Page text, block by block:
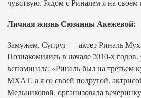
чувствую. Рядом с Риналем я на своем
Личная жизнь Сюзанны Акежевой:
Замужем. Супруг — актер Риналь
Познакомились в начале 2010-х
вспоминала: «Риналь был на третьем
МХАТ, а я со своей подругой,
Мельниковой, организовала